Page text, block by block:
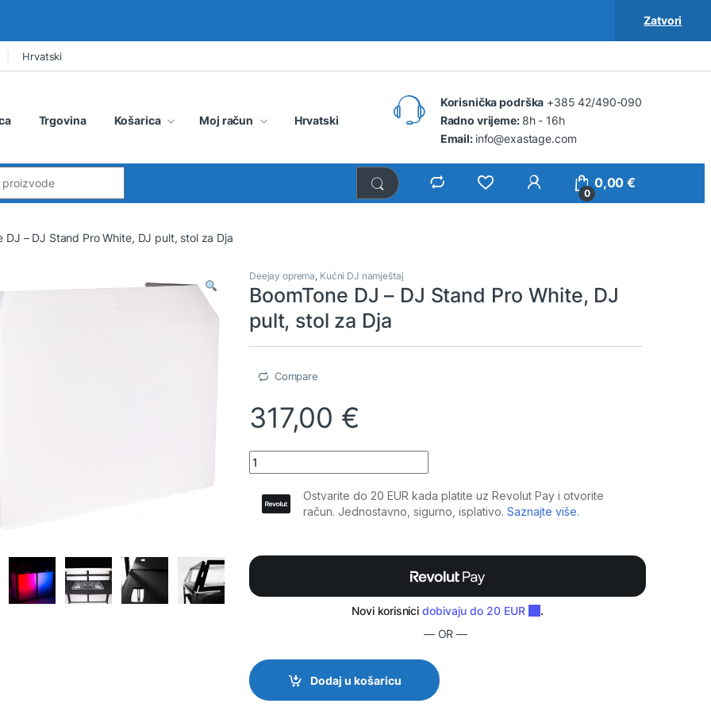
Hrvatski
Trgovina Košarica Moj račun Hrvatski
Korisnička podrška +385 42/490-090
Radno vrijeme: 8h - 16h
Email: info@exastage.com
0
0,00€
DJ – DJ Stand Pro White, DJ pult, stol za Dja
Deejay oprema, Kućni DJ namještaj
BoomTone DJ – DJ Stand Pro White, DJ
pult, stol za Dja
Compare
317,00 €
BoomTone DJ - DJ Stand Pro White, DJ pult, stol za Dja quantity
— OR —
Dodaj u košaricu
Zatvori